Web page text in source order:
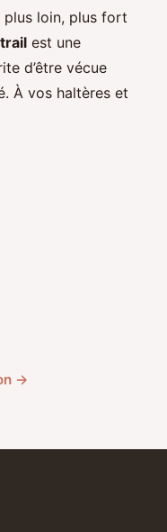
plus loin, plus fort
trail est une
d’être vécue
À vos haltères et
→